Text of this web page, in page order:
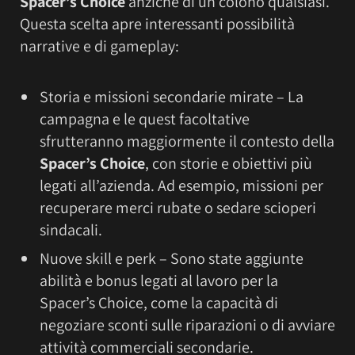
Questa scelta apre interessanti possibilità
narrative e di gameplay:
Storia e missioni secondarie mirate – La
campagna e le quest facoltative
sfrutteranno maggiormente il contesto della
Spacer’s Choice, con storie e obiettivi più
legati all’azienda. Ad esempio, missioni per
recuperare merci rubate o sedare scioperi
sindacali.
Nuove skill e perk – Sono state aggiunte
abilità e bonus legati al lavoro per la
Spacer’s Choice, come la capacità di
negoziare sconti sulle riparazioni o di avviare
attività commerciali secondarie.